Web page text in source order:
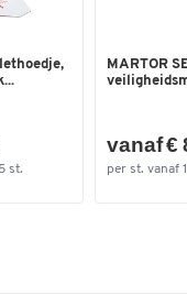
st.
MARTOR
vanaf €
per st. vanaf
om in te